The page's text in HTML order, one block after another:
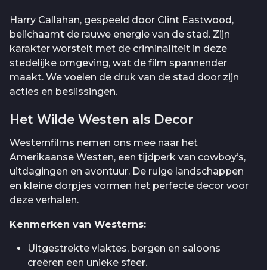
Harry Callahan, gespeeld door Clint Eastwood,
belichaamt de rauwe energie van de stad. Zijn
karakter worstelt met de criminaliteit in deze
stedelijke omgeving, wat de film spannender
maakt. We voelen de druk van de stad door zijn
acties en beslissingen.
Het Wilde Westen als Decor
Westernfilms nemen ons mee naar het
Amerikaanse Westen, een tijdperk van cowboy’s,
uitdagingen en avontuur. De ruige landschappen
en kleine dorpjes vormen het perfecte decor voor
deze verhalen.
Kenmerken van Westerns:
Uitgestrekte vlaktes, bergen en saloons
creëren een unieke sfeer.